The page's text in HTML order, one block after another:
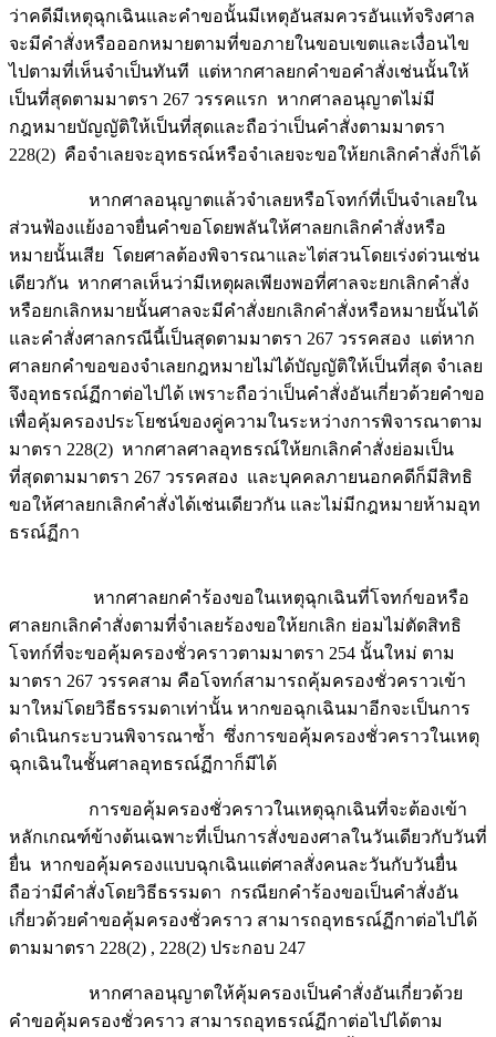
ว่าคดีมีเหตุฉุกเฉินและคำขอนั้นมีเหตุอันสมควรอันแท้จริงศาล
จะมีคำสั่งหรือออกหมายตามที่ขอภายในขอบเขตและเงื่อนไข
ไปตามที่เห็นจำเป็นทันที แต่หากศาลยกคำขอคำสั่งเช่นนั้นให้
เป็นที่สุดตามมาตรา 267 วรรคแรก หากศาลอนุญาตไม่มี
กฎหมายบัญญัติให้เป็นที่สุดและถือว่าเป็นคำสั่งตามมาตรา
228(2) คือจำเลยจะอุทธรณ์หรือจำเลยจะขอให้ยกเลิกคำสั่งก็ได้
หากศาลอนุญาตแล้วจำเลยหรือโจทก์ที่เป็นจำเลยใน
ส่วนฟ้องแย้งอาจยื่นคำขอโดยพลันให้ศาลยกเลิกคำสั่งหรือ
หมายนั้นเสีย โดยศาลต้องพิจารณาและไต่สวนโดยเร่งด่วนเช่น
เดียวกัน หากศาลเห็นว่ามีเหตุผลเพียงพอที่ศาลจะยกเลิกคำสั่ง
หรือยกเลิกหมายนั้นศาลจะมีคำสั่งยกเลิกคำสั่งหรือหมายนั้นได้
และคำสั่งศาลกรณีนี้เป็นสุดตามมาตรา 267 วรรคสอง แต่หาก
ศาลยกคำขอของจำเลยกฎหมายไม่ได้บัญญัติให้เป็นที่สุด จำเลย
จึงอุทธรณ์ฏีกาต่อไปได้ เพราะถือว่าเป็นคำสั่งอันเกี่ยวด้วยคำขอ
เพื่อคุ้มครองประโยชน์ของคู่ความในระหว่างการพิจารณาตาม
มาตรา 228(2) หากศาลศาลอุทธรณ์ให้ยกเลิกคำสั่งย่อมเป็น
ที่สุดตามมาตรา 267 วรรคสอง และบุคคลภายนอกคดีก็มีสิทธิ
ขอให้ศาลยกเลิกคำสั่งได้เช่นเดียวกัน และไม่มีกฎหมายห้ามอุท
ธรณ์ฏีกา
หากศาลยกคำร้องขอในเหตุฉุกเฉินที่โจทก์ขอหรือ
ศาลยกเลิกคำสั่งตามที่จำเลยร้องขอให้ยกเลิก ย่อมไม่ตัดสิทธิ
โจทก์ที่จะขอคุ้มครองชั่วคราวตามมาตรา 254 นั้นใหม่ ตาม
มาตรา 267 วรรคสาม คือโจทก์สามารถคุ้มครองชั่วคราวเข้า
มาใหม่โดยวิธีธรรมดาเท่านั้น หากขอฉุกเฉินมาอีกจะเป็นการ
ดำเนินกระบวนพิจารณาซ้ำ ซึ่งการขอคุ้มครองชั่วคราวในเหตุ
ฉุกเฉินในชั้นศาลอุทธรณ์ฏีกาก็มีได้
การขอคุ้มครองชั่วคราวในเหตุฉุกเฉินที่จะต้องเข้า
หลักเกณฑ์ข้างต้นเฉพาะที่เป็นการสั่งของศาลในวันเดียวกับวันที่
ยื่น หากขอคุ้มครองแบบฉุกเฉินแต่ศาลสั่งคนละวันกับวันยื่น
ถือว่ามีคำสั่งโดยวิธีธรรมดา กรณียกคำร้องขอเป็นคำสั่งอัน
เกี่ยวด้วยคำขอคุ้มครองชั่วคราว สามารถอุทธรณ์ฏีกาต่อไปได้
ตามมาตรา 228(2) , 228(2) ประกอบ 247
หากศาลอนุญาตให้คุ้มครองเป็นคำสั่งอันเกี่ยวด้วย
คำขอคุ้มครองชั่วคราว สามารถอุทธรณ์ฏีกาต่อไปได้ตาม